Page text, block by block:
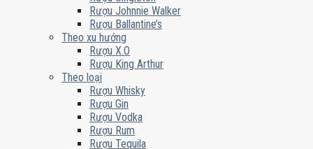
Rượu Johnnie Walker
Rượu Ballantine’s
Theo xu hướng
Rượu X.O
Rượu King Arthur
Theo loại
Rượu Whisky
Rượu Gin
Rượu Vodka
Rượu Rum
Rượu Tequila